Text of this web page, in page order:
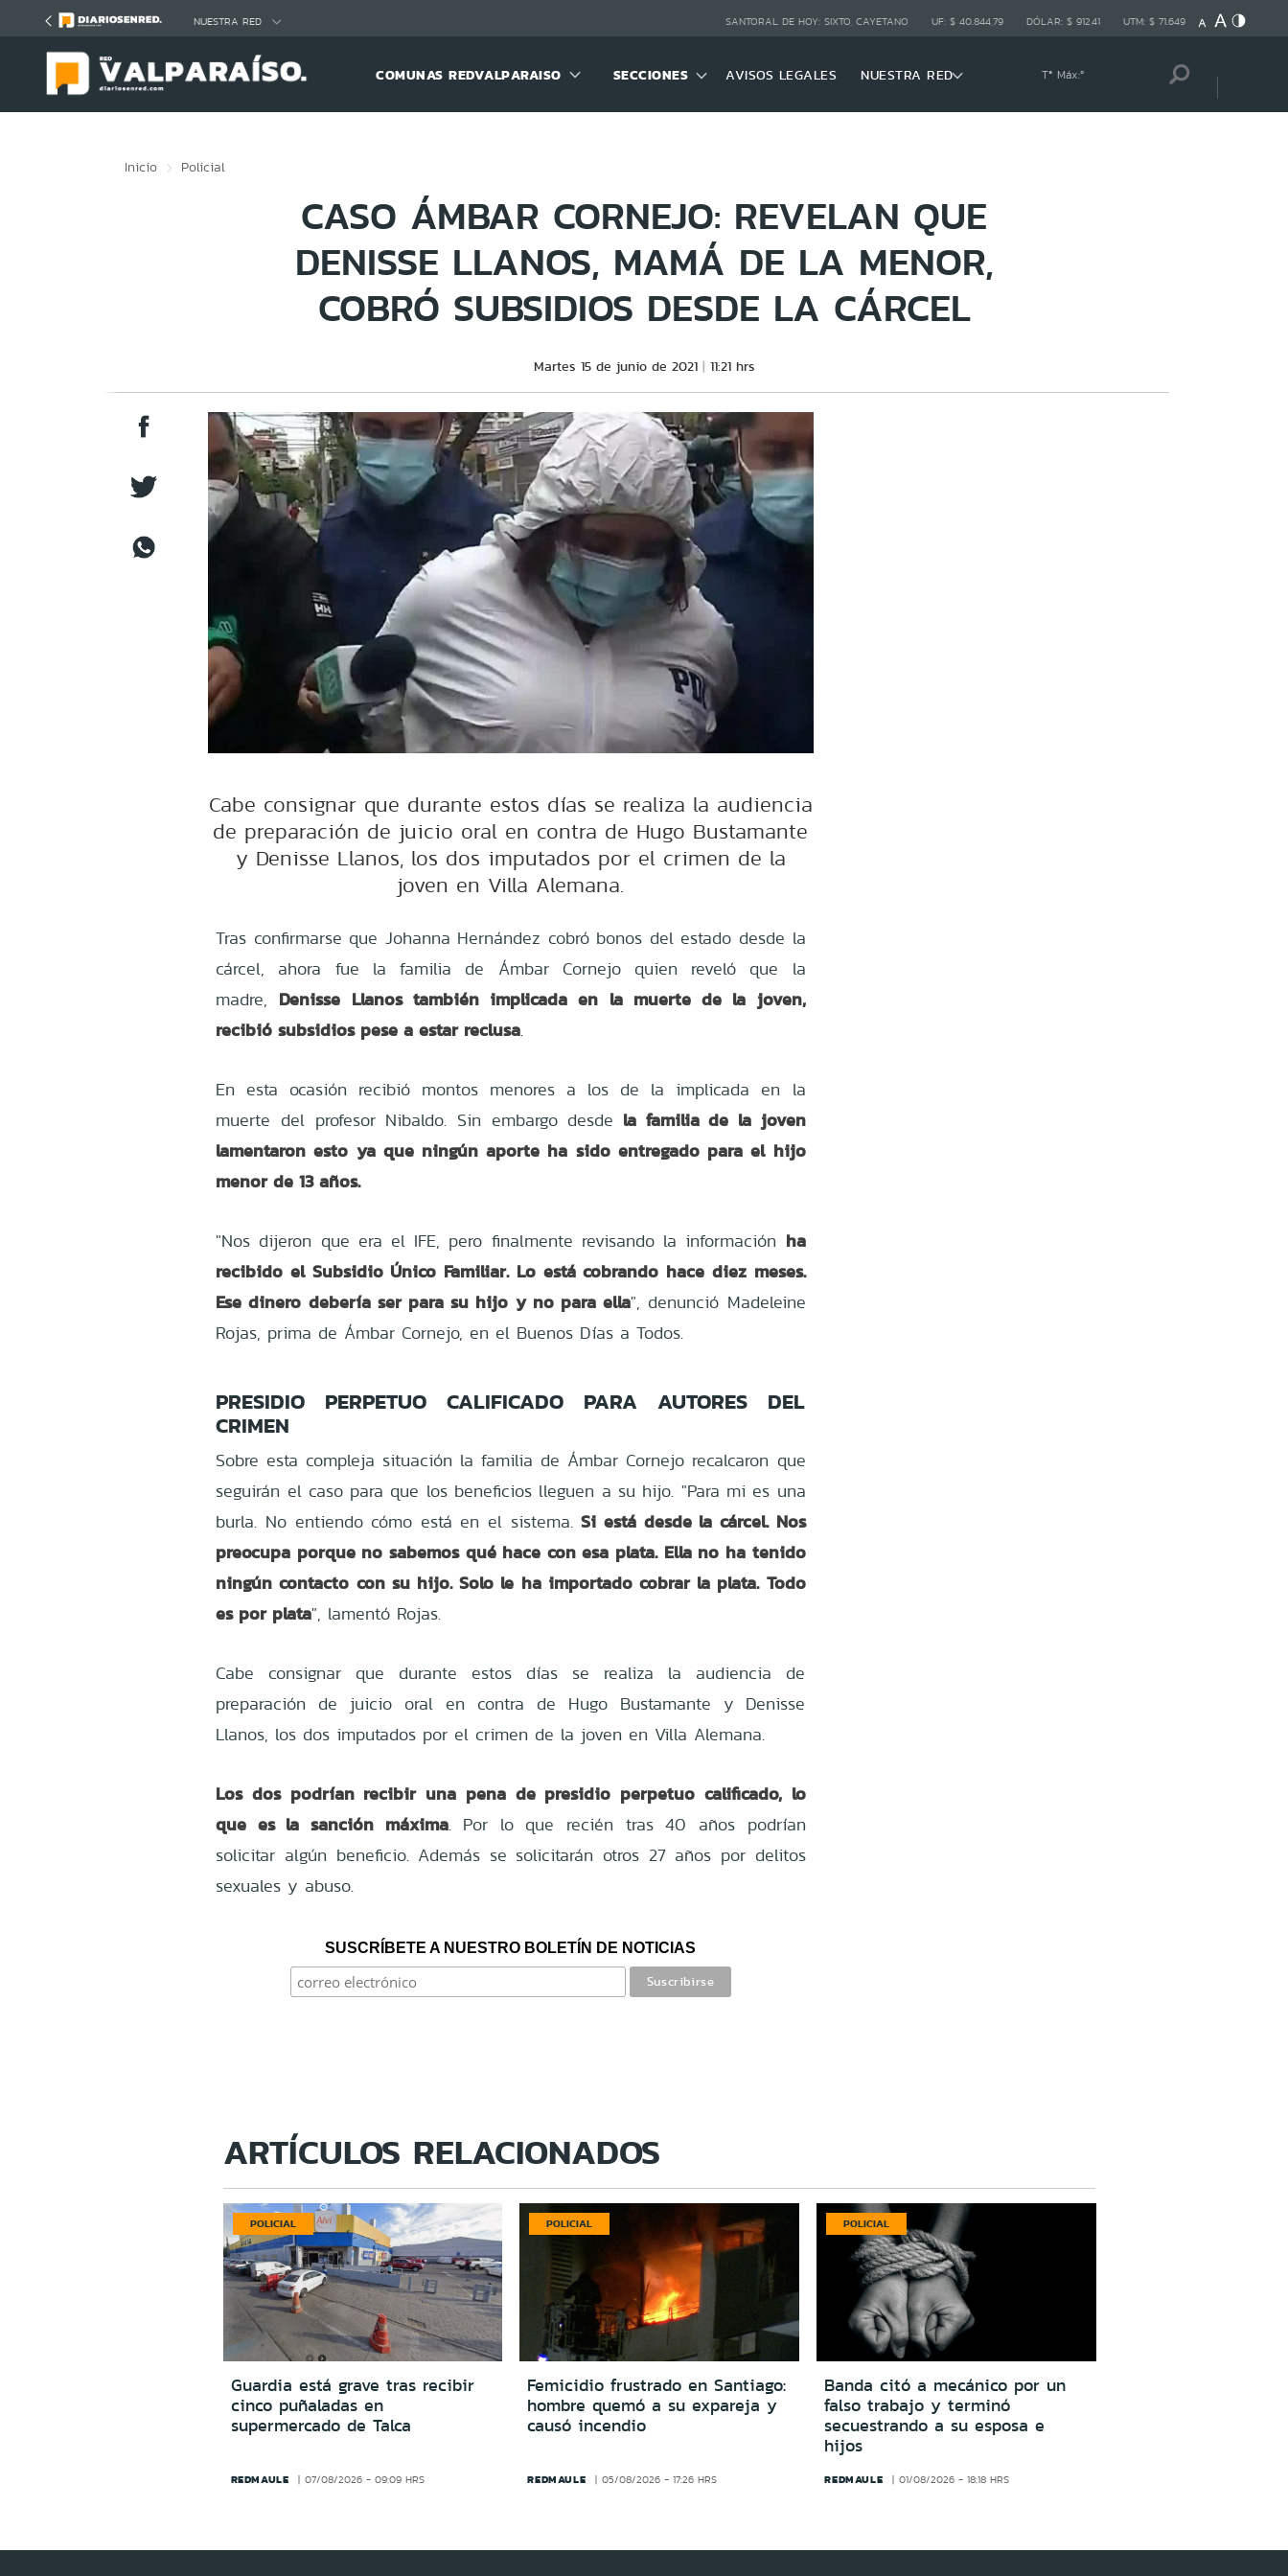
NUESTRA RED SANTORAL DE HOY: SIXTO, CAYETANO UF: $ 40.844,79 DÓLAR: $ 912,41 UTM: $ 71.649
COMUNAS REDVALPARAISO SECCIONES AVISOS LEGALES NUESTRA RED Tª Máx:º
Inicio Policial
CASO ÁMBAR CORNEJO: REVELAN QUE
DENISSE LLANOS, MAMÁ DE LA MENOR,
COBRÓ SUBSIDIOS DESDE LA CÁRCEL
Martes 15 de junio de 2021 11:21 hrs
Cabe consignar que durante estos días se realiza la audiencia
de preparación de juicio oral en contra de Hugo Bustamante
y Denisse Llanos, los dos imputados por el crimen de la
joven en Villa Alemana.
Tras confirmarse que Johanna Hernández cobró bonos del estado desde la
cárcel, ahora fue la familia de
Ámbar Cornejo
quien reveló que la
madre, Denisse Llanos también implicada en la muerte de la joven,
recibió subsidios pese a estar reclusa.
En esta ocasión recibió montos menores a los de la implicada en la
muerte del profesor Nibaldo. Sin embargo desde la familia de la joven
lamentaron esto ya que ningún aporte ha sido entregado para el hijo
menor de 13 años.
"Nos dijeron que era el IFE, pero finalmente revisando la información ha
recibido el Subsidio Único Familiar. Lo está cobrando hace diez meses.
Ese dinero debería ser para su hijo y no para ella", denunció Madeleine
Rojas, prima de Ámbar Cornejo, en el Buenos Días a Todos.
PRESIDIO PERPETUO CALIFICADO PARA AUTORES DEL
CRIMEN
Sobre esta compleja situación la familia de Ámbar Cornejo recalcaron que
seguirán el caso para que los beneficios lleguen a su hijo. "Para mi es una
burla. No entiendo cómo está en el sistema. Si está desde la cárcel. Nos
preocupa porque no sabemos qué hace con esa plata. Ella no ha tenido
ningún contacto con su hijo. Solo le ha importado cobrar la plata. Todo
es por plata", lamentó Rojas.
Cabe consignar que durante estos días se realiza la audiencia de
preparación de juicio oral en contra de Hugo Bustamante y Denisse
Llanos, los dos imputados por el crimen de la joven en Villa Alemana.
Los dos podrían recibir una pena de presidio perpetuo calificado, lo
que es la sanción máxima. Por lo que recién tras 40 años podrían
solicitar algún beneficio. Además se solicitarán otros 27 años por delitos
sexuales y abuso.
SUSCRÍBETE A NUESTRO BOLETÍN DE NOTICIAS
ARTÍCULOS RELACIONADOS
POLICIAL
Guardia está grave tras recibir
cinco puñaladas en
supermercado de Talca
REDMAULE 07/08/2026 - 09:09 HRS
POLICIAL
Femicidio frustrado en Santiago:
hombre quemó a su expareja y
causó incendio
REDMAULE 05/08/2026 - 17:26 HRS
POLICIAL
Banda citó a mecánico por un
falso trabajo y terminó
secuestrando a su esposa e
hijos
REDMAULE 01/08/2026 - 18:18 HRS